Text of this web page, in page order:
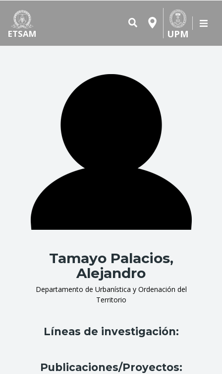
ETSAM UPM
Tamayo Palacios,
Alejandro
Departamento de Urbanística y Ordenación del
Territorio
Líneas de investigación:
Publicaciones/Proyectos: